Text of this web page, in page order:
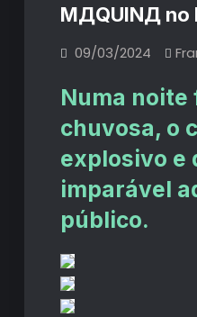
MДQUINД no
09/03/2024
Numa noite
chuvosa, o
explosivo e
imparável
público.